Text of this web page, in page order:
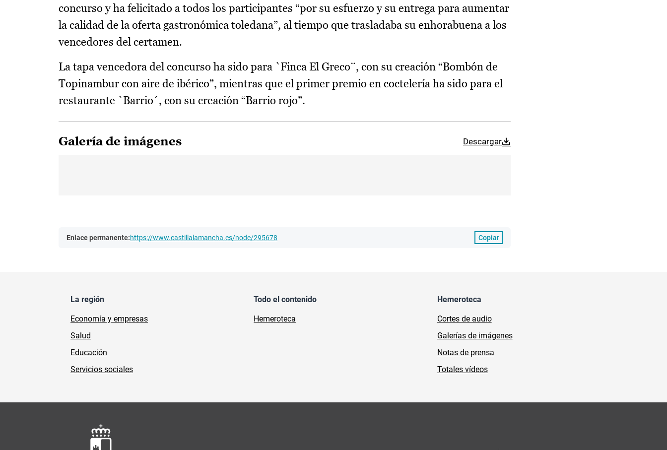
concurso y ha felicitado a todos los participantes “por su esfuerzo y su entrega para aumentar
la calidad de la oferta gastronómica toledana”, al tiempo que trasladaba su enhorabuena a los
vencedores del certamen.
La tapa vencedora del concurso ha sido para `Finca El Greco¨, con su creación “Bombón de
Topinambur con aire de ibérico”, mientras que el primer premio en coctelería ha sido para el
restaurante `Barrio´, con su creación “Barrio rojo”.
Galería de imágenes Descargar
Enlace permanente:https://www.castillalamancha.es/node/295678 Copiar
La región
Economía y empresas
Salud
Educación
Servicios sociales
Todo el contenido
Hemeroteca
Hemeroteca
Cortes de audio
Galerías de imágenes
Notas de prensa
Totales vídeos